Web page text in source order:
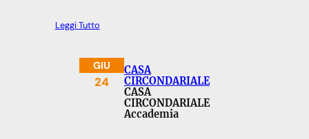
Leggi Tutto
GIU
24
CASA
CIRCONDARIALE
CASA
CIRCONDARIALE
Accademia